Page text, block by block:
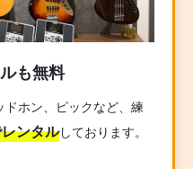
も無料
ホン、ピックなど、練
ンタルしております。